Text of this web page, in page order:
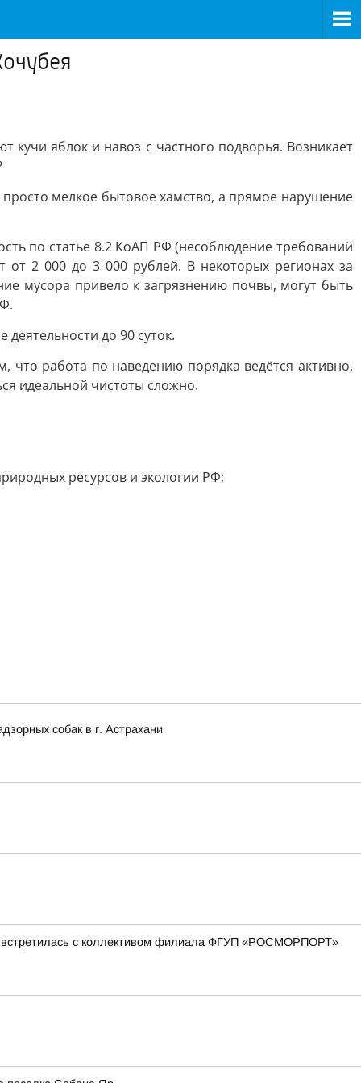
яблок и навоз с частного подворья. Возникает
мелкое бытовое хамство, а прямое нарушение
по статье 8.2 КоАП РФ (несоблюдение требований
2 000 до 3 000 рублей. В некоторых регионах за
мусора привело к загрязнению почвы, могут быть
до 90 суток.
что работа по наведению порядка ведётся активно,
идеальной чистоты сложно.
ресурсов и экологии РФ;
собак в г. Астрахани
встретилась с коллективом филиала ФГУП «РОСМОРПОРТ»